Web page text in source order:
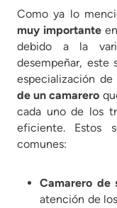
Como ya lo
muy importanteen
debido a la
desempeñar, este
especialización de
de un camarero
cada uno de los
eficiente. Estos
comunes:
Camarero de
atención de